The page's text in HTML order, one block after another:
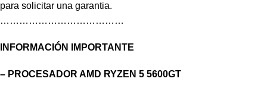
para solicitar una garantia.
…………………………………
INFORMACIÓN IMPORTANTE
– PROCESADOR AMD RYZEN 5 5600GT